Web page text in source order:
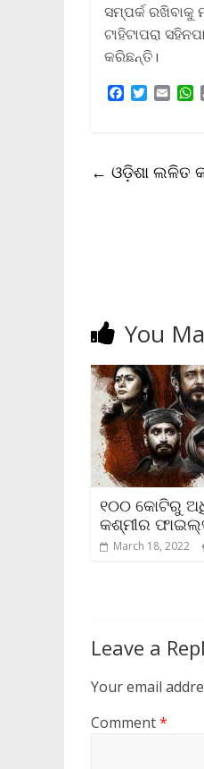
ସମ୍ପର୍କ ରଖିବାକୁ
ଟାହିଟାପରା
କରିଛନ୍ତି।
o
T
e
E
A
← ଓଡ଼ିଶା ଲଳିତ
You
୧୦୦ କୋଟିରୁ
କଶ୍ମୀର
March 18, 2022
Leave a
Your email
Comment*